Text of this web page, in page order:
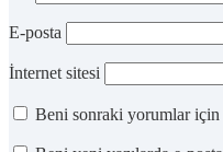
E-posta
İnternet sitesi
Beni sonraki yorumlar